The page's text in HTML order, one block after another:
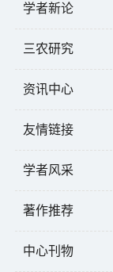
学者新论
三农研究
资讯中心
友情链接
学者风采
著作推荐
中心刊物